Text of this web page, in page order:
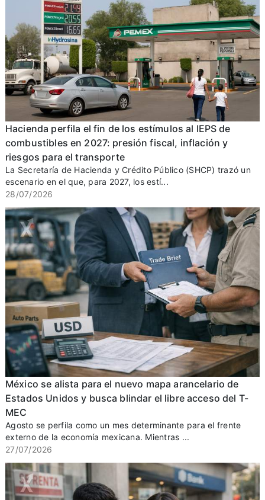
Hacienda perfila el fin de los estímulos al IEPS de
combustibles en 2027: presión fiscal, inflación y
riesgos para el transporte
La Secretaría de Hacienda y Crédito Público (SHCP) trazó un
escenario en el que, para 2027, los estí...
28/07/2026
México se alista para el nuevo mapa arancelario de
Estados Unidos y busca blindar el libre acceso del T-
MEC
Agosto se perfila como un mes determinante para el frente
externo de la economía mexicana. Mientras ...
27/07/2026